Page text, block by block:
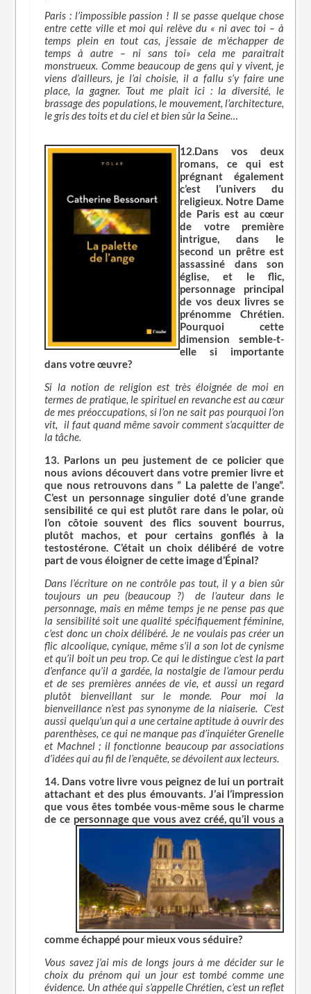
Paris : l’impossible passion ! Il se passe quelque chose
entre cette ville et moi qui relève du « ni avec toi – à
temps plein en tout cas, j’essaie de m’échapper de
temps à autre – ni sans toi» cela me paraitrait
monstrueux. Comme beaucoup de gens qui y vivent, je
viens d’ailleurs, je l’ai choisie, il a fallu s’y faire une
place, la gagner. Tout me plait ici : la diversité, le
brassage des populations, le mouvement, l’architecture,
le gris des toits et du ciel et bien sûr la Seine…
12.Dans vos deux
romans, ce qui est
prégnant également
c’est l’univers du
religieux. Notre Dame
de Paris est au cœur
de votre première
intrigue, dans le
second un prêtre est
assassiné dans son
église, et le flic,
personnage principal
de vos deux livres se
prénomme Chrétien.
Pourquoi cette
dimension semble-t-
elle si importante
dans votre œuvre?
Si la notion de religion est très éloignée de moi en
termes de pratique, le spirituel en revanche est au cœur
de mes préoccupations, si l’on ne sait pas pourquoi l’on
vit, il faut quand même savoir comment s’acquitter de
la tâche.
13. Parlons un peu justement de ce policier que
nous avions découvert dans votre premier livre et
que nous retrouvons dans ” La palette de l’ange”.
C’est un personnage singulier doté d’une grande
sensibilité ce qui est plutôt rare dans le polar, où
l’on côtoie souvent des flics souvent bourrus,
plutôt machos, et pour certains gonflés à la
testostérone. C’était un choix délibéré de votre
part de vous éloigner de cette image d’Épinal?
Dans l’écriture on ne contrôle pas tout, il y a bien sûr
toujours un peu (beaucoup ?) de l’auteur dans le
personnage, mais en même temps je ne pense pas que
la sensibilité soit une qualité spécifiquement féminine,
c’est donc un choix délibéré. Je ne voulais pas créer un
flic alcoolique, cynique, même s’il a son lot de cynisme
et qu’il boit un peu trop. Ce qui le distingue c’est la part
d’enfance qu’il a gardée, la nostalgie de l’amour perdu
et de ses premières années de vie, et aussi un regard
plutôt bienveillant sur le monde. Pour moi la
bienveillance n’est pas synonyme de la niaiserie. C’est
aussi quelqu’un qui a une certaine aptitude à ouvrir des
parenthèses, ce qui ne manque pas d’inquiéter Grenelle
et Machnel ; il fonctionne beaucoup par associations
d’idées qui au fil de l’enquête, se dévoilent aux lecteurs.
14. Dans votre livre vous peignez de lui un portrait
attachant et des plus émouvants. J’ai l’impression
que vous êtes tombée vous-même sous le charme
de ce personnage que vous avez créé, qu’il vous a
comme échappé pour mieux vous séduire?
Vous savez j’ai mis de longs jours à me décider sur le
choix du prénom qui un jour est tombé comme une
évidence. Un athée qui s’appelle Chrétien, c’est un reflet